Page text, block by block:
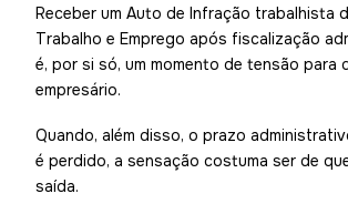
Receber um Auto de Infração trabalhista
Trabalho e Emprego após fiscalização
é, por si só, um momento de tensão para
empresário.
Quando, além disso, o prazo
é perdido, a sensação costuma ser de
saída.